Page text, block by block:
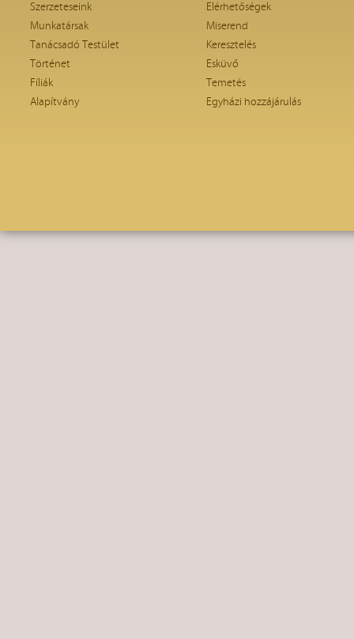
Szerzeteseink
Munkatársak
Tanácsadó Testület
Történet
Fíliák
Alapítvány
Elérhetőségek
Miserend
Keresztelés
Esküvő
Temetés
Egyházi hozzájárulás